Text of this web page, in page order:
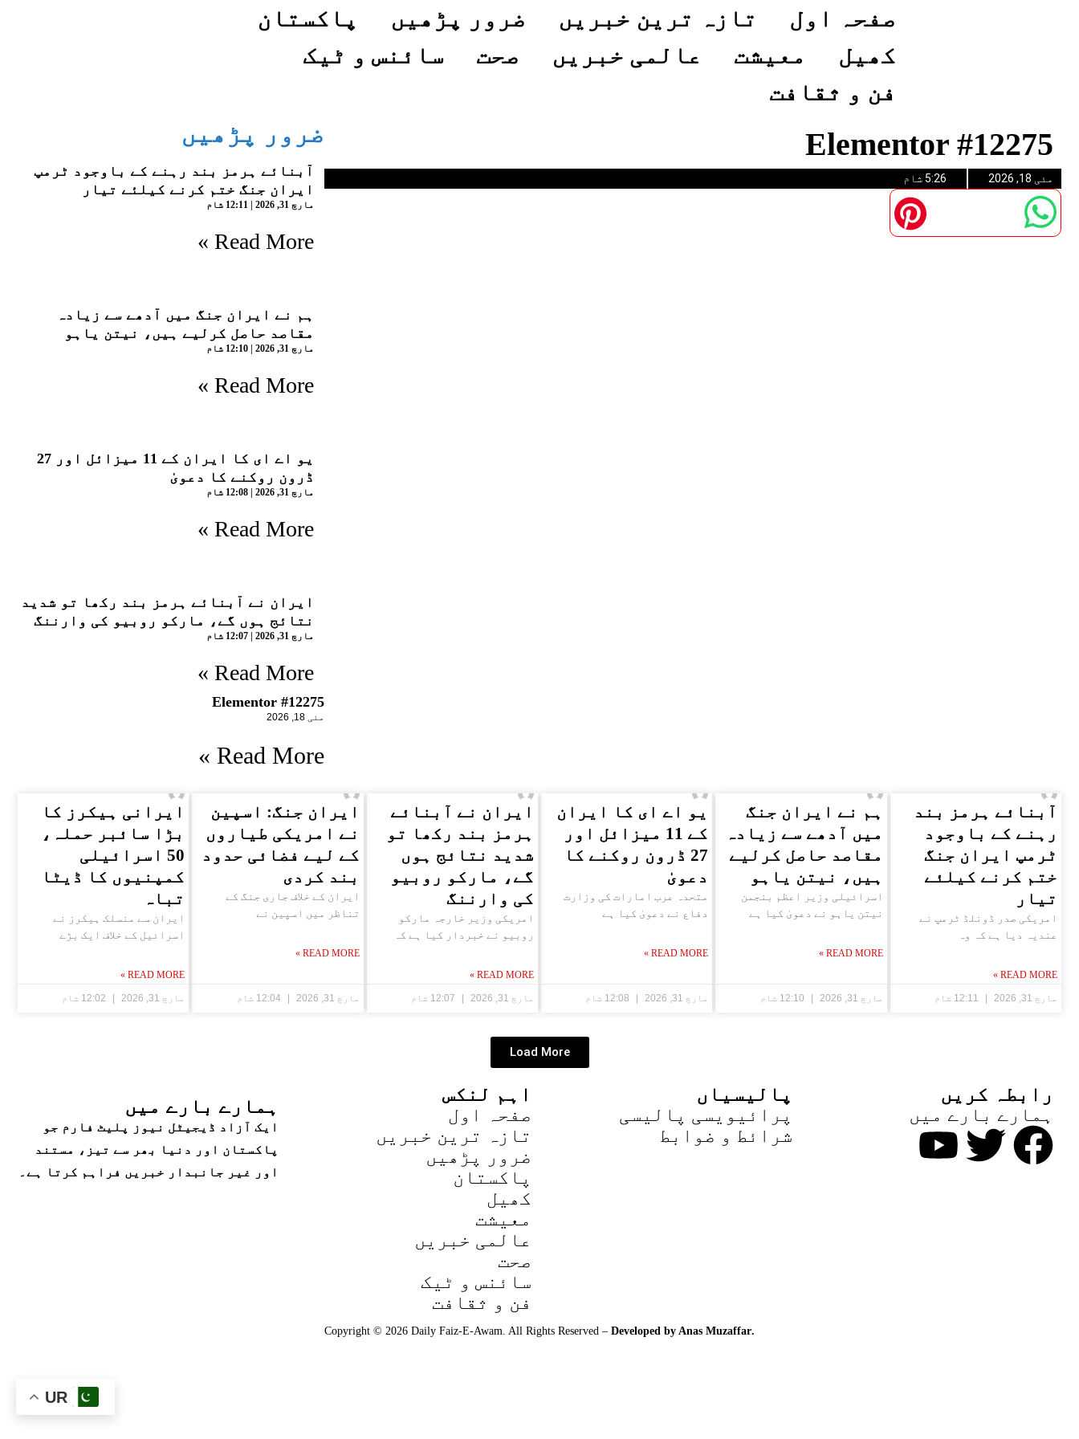
صفحہ اول تازہ ترین خبریں ضرور پڑھیں
پاکستان
کھیل
معیشت عالمی خبریں صحت
سائنس و ٹیک
فن و ثقافت
Elementor #12275
مئی 18, 2026 5:26 شام
ضرور پڑھیں
آبنائے ہرمز بند رہنے کے باوجود ٹرمپ
ایران جنگ ختم کرنے کیلئے تیار
مارچ 31, 2026 12:11 شام
Read More »
ہم نے ایران جنگ میں آدھے سے زیادہ
مقاصد حاصل کرلیے ہیں، نیتن یاہو
مارچ 31, 2026 12:10 شام
Read More »
یو اے ای کا ایران کے 11 میزائل اور 27
ڈرون روکنے کا دعویٰ
مارچ 31, 2026 12:08 شام
Read More »
ایران نے آبنائے ہرمز بند رکھا تو شدید
نتائج ہوں گے، مارکو روبیو کی وارننگ
مارچ 31, 2026 12:07 شام
Read More »
Elementor #12275
مئی 18, 2026
Read More »
آبنائے ہرمز بند
رہنے کے باوجود
ٹرمپ ایران جنگ
ختم کرنے کیلئے
تیار
امریکی صدر ڈونلڈ ٹرمپ نے
عندیہ دیا ہے کہ وہ
READ MORE »
مارچ 31, 2026
ہم نے ایران جنگ
میں آدھے سے زیادہ
مقاصد حاصل کرلیے
ہیں، نیتن یاہو
اسرائیلی وزیر اعظم بنجمن
نیتن یاہو نے دعویٰ کیا ہے
READ MORE »
مارچ 31, 2026
یو اے ای کا ایران
کے 11 میزائل اور
27 ڈرون روکنے کا
دعویٰ
متحدہ عرب امارات کی وزارت
دفاع نے دعویٰ کیا ہے
READ MORE »
مارچ 31, 2026
ایران نے آبنائے
ہرمز بند رکھا تو
شدید نتائج ہوں
گے، مارکو روبیو
کی وارننگ
امریکی وزیر خارجہ مارکو
روبیو نے خبردار کیا ہے کہ
READ MORE »
مارچ 31, 2026
ایران جنگ: اسپین
نے امریکی طیاروں
کے لیے فضائی حدود
بند کردی
ایران کے خلاف جاری جنگ کے
تناظر میں اسپین نے
READ MORE »
مارچ 31, 2026
ایرانی ہیکرز کا
بڑا سائبر حملہ،
50 اسرائیلی
کمپنیوں کا ڈیٹا
تباہ
ایران سے منسلک ہیکرز نے
اسرائیل کے خلاف ایک بڑے
READ MORE »
مارچ 31, 2026
Load More
رابطہ کریں
ہمارے بارے میں
پالیسیاں
پرائیویسی پالیسی
شرائط و ضوابط
اہم لنکس
صفحہ اول
تازہ ترین خبریں
ضرور پڑھیں
پاکستان
کھیل
معیشت
عالمی خبریں
صحت
سائنس و ٹیک
فن و ثقافت
ہمارے بارے میں
ایک آزاد ڈیجیٹل نیوز پلیٹ فارم جو
پاکستان اور دنیا بھر سے تیز، مستند
اور غیر جانبدار خبریں فراہم کرتا ہے۔
.
Copyright © 2026 Daily Faiz-E-Awam. All Rights Reserved – Developed by Anas Muzaffar
UR